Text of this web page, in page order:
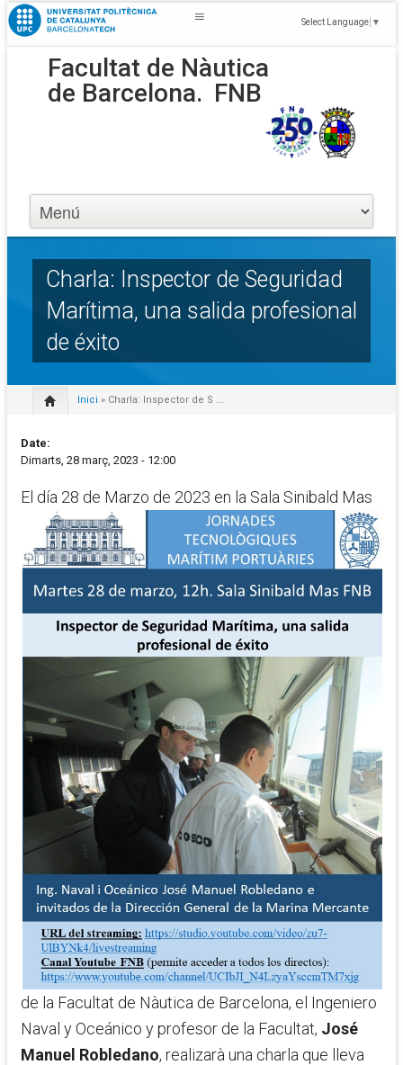
Select Language ▼
Facultat de Nàutica
de Barcelona. FNB
Charla: Inspector de Seguridad
Marítima, una salida profesional
de éxito
Inici » Charla: Inspector de S ...
Date:
Dimarts, 28 març, 2023 - 12:00
El día 28 de Marzo de 2023 en la Sala Sinibald Mas
de la Facultat de Nàutica de Barcelona, el Ingeniero
Naval y Oceánico y profesor de la Facultat, José
Manuel Robledano, realizarà una charla que lleva